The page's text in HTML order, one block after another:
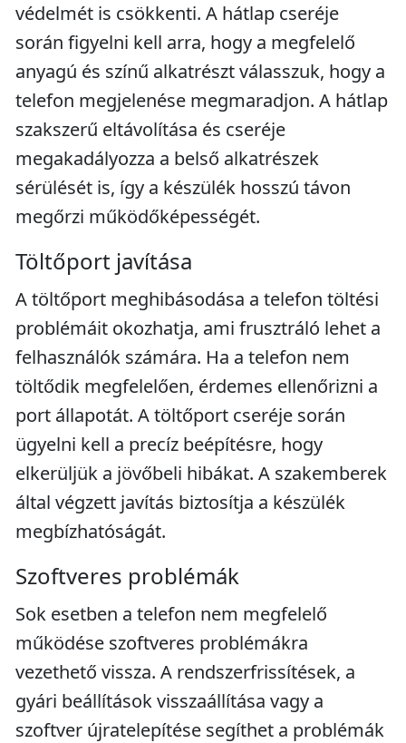
védelmét is csökkenti. A hátlap cseréje
során figyelni kell arra, hogy a megfelelő
anyagú és színű alkatrészt válasszuk, hogy a
telefon megjelenése megmaradjon. A hátlap
szakszerű eltávolítása és cseréje
megakadályozza a belső alkatrészek
sérülését is, így a készülék hosszú távon
megőrzi működőképességét.
Töltőport javítása
A töltőport meghibásodása a telefon töltési
problémáit okozhatja, ami frusztráló lehet a
felhasználók számára. Ha a telefon nem
töltődik megfelelően, érdemes ellenőrizni a
port állapotát. A töltőport cseréje során
ügyelni kell a precíz beépítésre, hogy
elkerüljük a jövőbeli hibákat. A szakemberek
által végzett javítás biztosítja a készülék
megbízhatóságát.
Szoftveres problémák
Sok esetben a telefon nem megfelelő
működése szoftveres problémákra
vezethető vissza. A rendszerfrissítések, a
gyári beállítások visszaállítása vagy a
szoftver újratelepítése segíthet a problémák